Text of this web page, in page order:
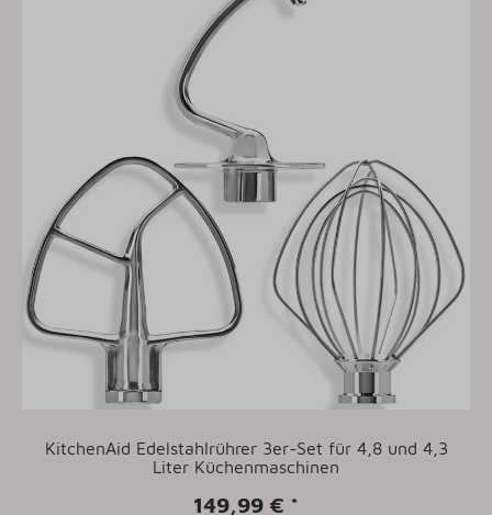
KitchenAid Edelstahlrührer 3er-Set für 4,8 und 4,3
Liter Küchenmaschinen
149,99 € *